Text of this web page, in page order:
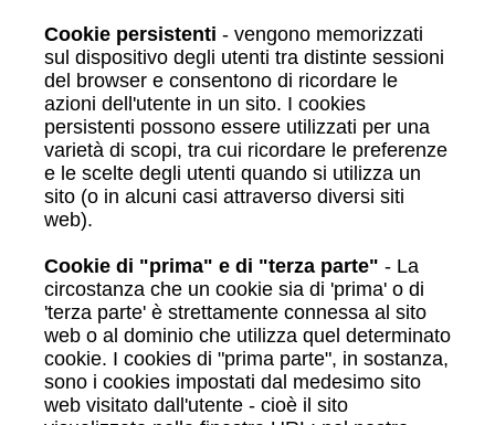
Cookie persistenti - vengono memorizzati
sul dispositivo degli utenti tra distinte sessioni
del browser e consentono di ricordare le
azioni dell'utente in un sito. I cookies
persistenti possono essere utilizzati per una
varietà di scopi, tra cui ricordare le preferenze
e le scelte degli utenti quando si utilizza un
sito (o in alcuni casi attraverso diversi siti
web).
Cookie di "prima" e di "terza parte" - La
circostanza che un cookie sia di 'prima' o di
'terza parte' è strettamente connessa al sito
web o al dominio che utilizza quel determinato
cookie. I cookies di "prima parte", in sostanza,
sono i cookies impostati dal medesimo sito
web visitato dall'utente - cioè il sito